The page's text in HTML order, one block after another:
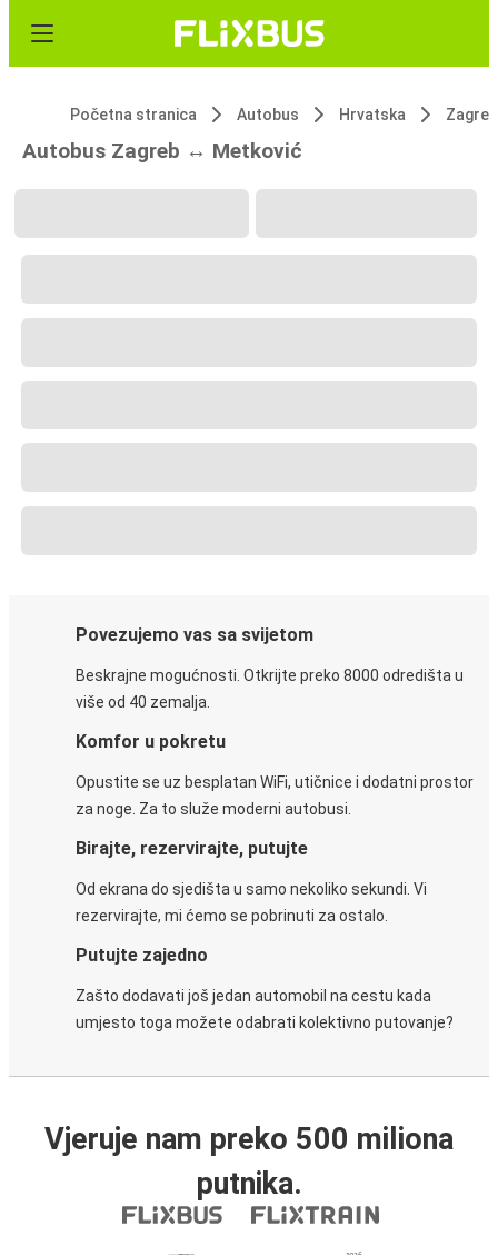
Početna stranica Autobus Hrvatska Zagreb
Autobus Zagreb ↔ Metković
Povezujemo vas sa svijetom
Beskrajne mogućnosti. Otkrijte preko 8000 odredišta u
više od 40 zemalja.
Komfor u pokretu
Opustite se uz besplatan WiFi, utičnice i dodatni prostor
za noge. Za to služe moderni autobusi.
Birajte, rezervirajte, putujte
Od ekrana do sjedišta u samo nekoliko sekundi. Vi
rezervirajte, mi ćemo se pobrinuti za ostalo.
Putujte zajedno
Zašto dodavati još jedan automobil na cestu kada
umjesto toga možete odabrati kolektivno putovanje?
Vjeruje nam preko 500 miliona
putnika.